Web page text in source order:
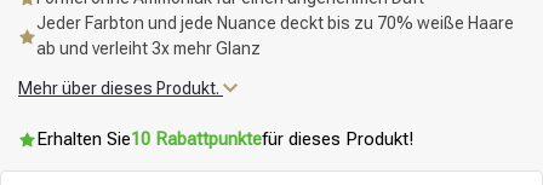
Jeder Farbton und jede Nuance deckt bis zu 70% weiße Haare
ab und verleiht 3x mehr Glanz
Mehr über dieses Produkt.
Erhalten Sie10 Rabattpunktefür dieses Produkt!